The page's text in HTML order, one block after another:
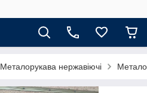
Металорукава нержавіючі